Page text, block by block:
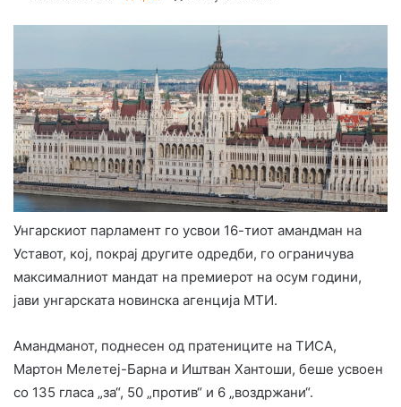
Унгарскиот парламент го усвои 16-тиот амандман на
Уставот, кој, покрај другите одредби, го ограничува
максималниот мандат на премиерот на осум години,
јави унгарската новинска агенција МТИ.
Амандманот, поднесен од пратениците на ТИСА,
Мартон Мелетеј-Барна и Иштван Хантоши, беше усвоен
со 135 гласа „за“, 50 „против“ и 6 „воздржани“.